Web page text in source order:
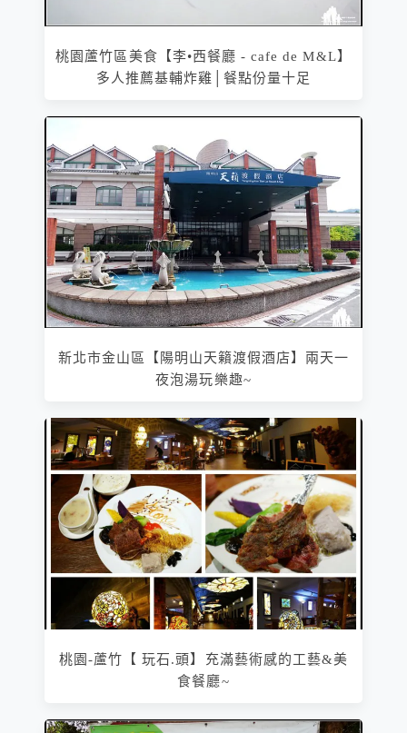
桃園蘆竹區美食【李•西餐廳 - cafe de M&L】
多人推薦基輔炸雞│餐點份量十足
新北市金山區【陽明山天籟渡假酒店】兩天一
夜泡湯玩樂趣~
桃園-蘆竹【 玩石.頭】充滿藝術感的工藝&美
食餐廳~